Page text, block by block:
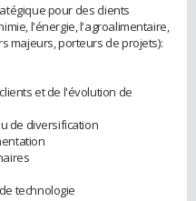
pour des clients
l'énergie, l'agroalimentaire,
majeurs, porteurs de projets):
et de l'évolution de
de diversification
technologie